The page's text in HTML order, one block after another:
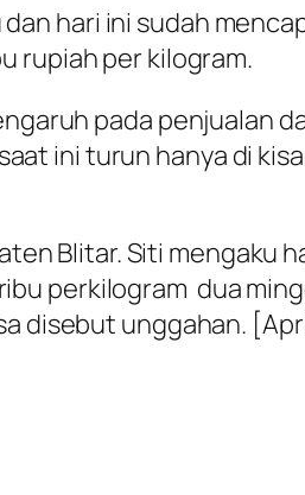
hari ini sudah
rupiah per kilogram.
pada penjualan
ini turun hanya di
Blitar. Siti mengaku
perkilogram dua
disebut unggahan.